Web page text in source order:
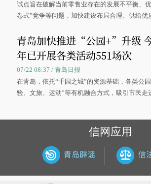
试点旨在破解当前零售业存在的发展不平衡、
卷式”竞争等问题，加快建设布局合理、供给优
青岛加快推进“公园+”升级
年已开展各类活动551场次
07/22 08:37 / 青岛日报
在青岛，依托“千园之城”的资源基础，各类公
验、文旅、运动”等有机融合方式，吸引市民走
信网应用